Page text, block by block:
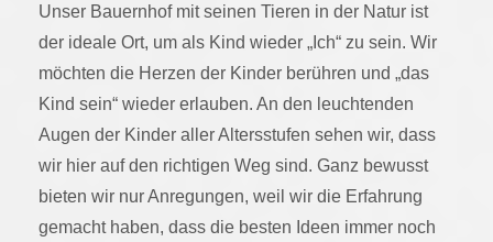
Unser Bauernhof mit seinen Tieren in der Natur ist
der ideale Ort, um als Kind wieder „Ich“ zu sein. Wir
möchten die Herzen der Kinder berühren und „das
Kind sein“ wieder erlauben. An den leuchtenden
Augen der Kinder aller Altersstufen sehen wir, dass
wir hier auf den richtigen Weg sind. Ganz bewusst
bieten wir nur Anregungen, weil wir die Erfahrung
gemacht haben, dass die besten Ideen immer noch